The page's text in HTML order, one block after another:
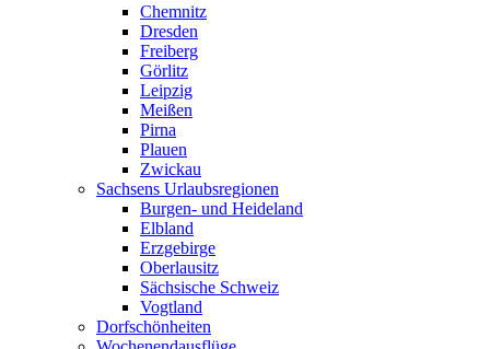
Chemnitz
Dresden
Freiberg
Görlitz
Leipzig
Meißen
Pirna
Plauen
Zwickau
Sachsens Urlaubsregionen
Burgen- und Heideland
Elbland
Erzgebirge
Oberlausitz
Sächsische Schweiz
Vogtland
Dorfschönheiten